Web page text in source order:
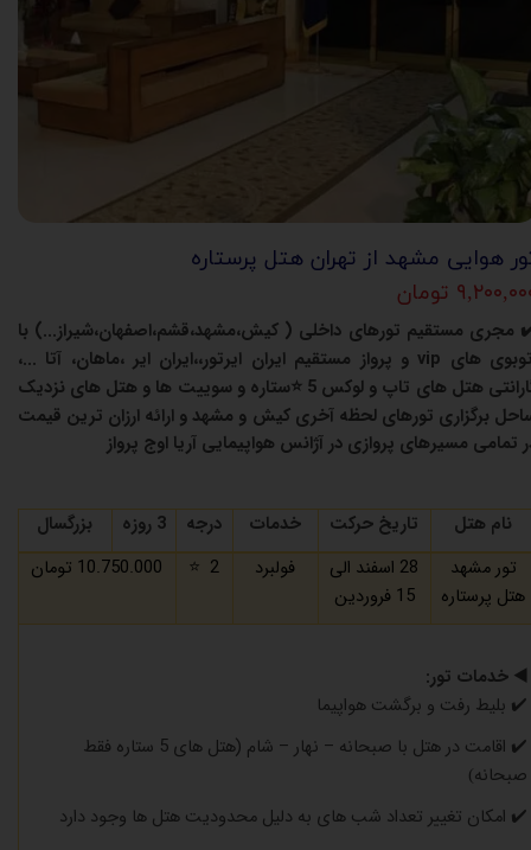
هوایی مشهد از تهران هتل پرستاره
تومان
مجری مستقیم تورهای داخلی ( کیش،مشهد،قشم،اصفهان،شیراز...) با
های vipو پرواز مستقیم ایران ایرتور،،ایران ایر ،ماهان، آتا ...،
هتل های تاپ و لوکس 5
⭐ستاره و سوییت ها و هتل های نزدیک
برگزاری تورهای لحظه آخری کیش و مشهد و ارائه ارزان ترین قیمت
تمامی مسیرهای پروازی در آژانس هواپیمایی آریا اوج پرواز
نام هتل تاریخ حرکت خدمات درجه 3 روزه
بزرگسال
تور مشهد
هتل پرستاره
28 اسفند الی
15 فروردین
فولبرد 2
⭐️ 10.750.000 تومان
◀️ خدمات تور:
✔️ بلیط رفت و برگشت هواپیما
✔️
اقامت در هتل با صبحانه – نهار – شام (هتل های 5 ستاره فقط
صبحانه)
✔️ امکان تغییر تعداد شب های به دلیل محدودیت هتل ها وجود دارد